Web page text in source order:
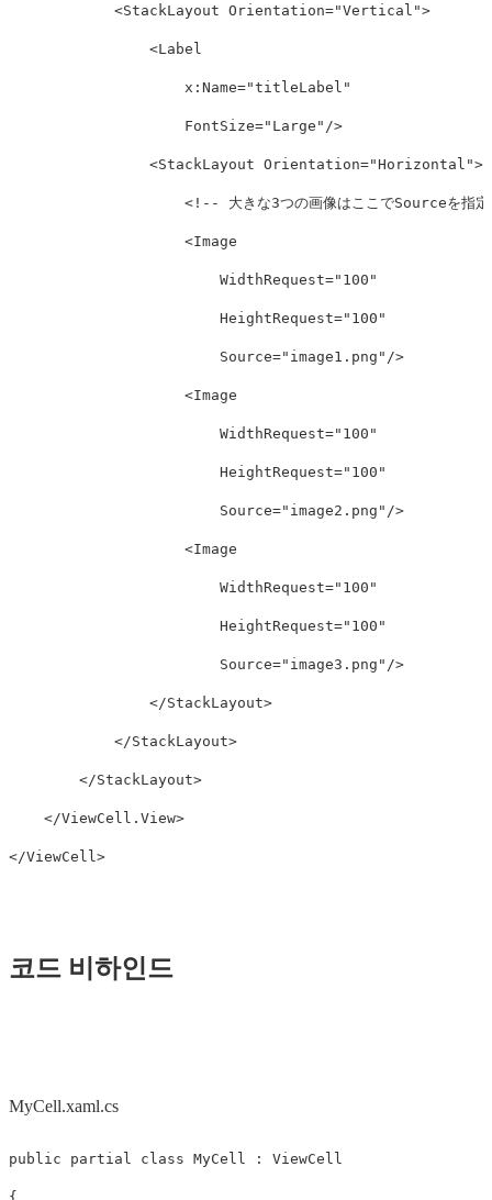
<StackLayout Orientation="Vertical">
<Label
x:Name="titleLabel"
FontSize="Large" />
<StackLayout Orientation="Horizontal">
<!-- 大きな3つの画像はここでSourceを指
<Image
WidthRequest="100"
HeightRequest="100"
Source="image1.png" />
<Image
WidthRequest="100"
HeightRequest="100"
Source="image2.png" />
<Image
WidthRequest="100"
HeightRequest="100"
Source="image3.png" />
</StackLayout>
</StackLayout>
</StackLayout>
</ViewCell.View>
</ViewCell>
코드 비하인드
MyCell.xaml.cs
public partial class MyCell : ViewCell